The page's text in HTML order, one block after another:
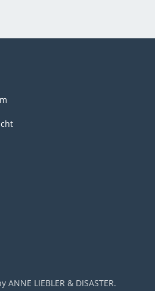
LIEBLER & DISASTER.